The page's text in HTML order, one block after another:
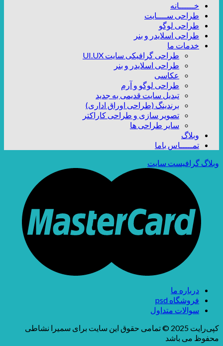
خــــــانه
طراحی ســــایت
طراحی لوگو
طراحی اسلایدر و بنر
خدمات ما
طراحی گرافیکی سایت UI.UX
طراحی اسلایدر و بنر
عکاسی
طراحی لوگو و آرم
تبدیل سایت قدیمی به جدید
برندینگ (طراحی اوراق اداری)
تصویر سازی و طراحی کاراکتر
سایر طراحی ها
وبلاگ
تمـــــاس باما
وبلاگ گرافیست سایت
درباره ما
فروشگاه psd
سوالات متداول
کپی‌رایت 2025 © تمامی حقوق این سایت برای سمیرا نشاطی
محفوظ می باشد